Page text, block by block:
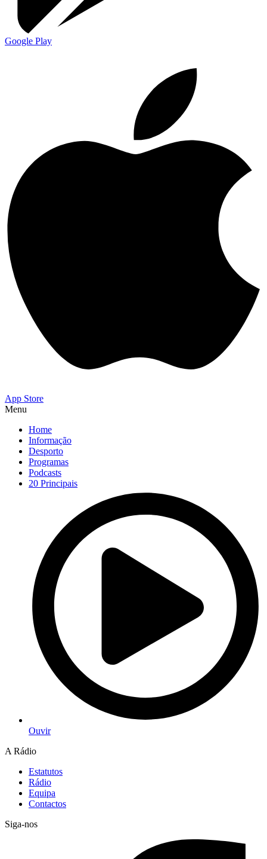
Google Play
App Store
Menu
Home
Informação
Desporto
Programas
Podcasts
20 Principais
Ouvir
A Rádio
Estatutos
Rádio
Equipa
Contactos
Siga-nos